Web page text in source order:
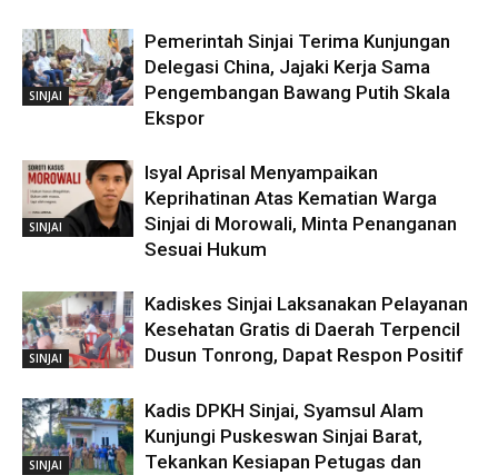
SINJAI
Pemerintah Sinjai Terima Kunjungan
Delegasi China, Jajaki Kerja Sama
Pengembangan Bawang Putih Skala
Ekspor
SINJAI
Isyal Aprisal Menyampaikan
Keprihatinan Atas Kematian Warga
Sinjai di Morowali, Minta Penanganan
Sesuai Hukum
SINJAI
Kadiskes Sinjai Laksanakan Pelayanan
Kesehatan Gratis di Daerah Terpencil
Dusun Tonrong, Dapat Respon Positif
SINJAI
Kadis DPKH Sinjai, Syamsul Alam
Kunjungi Puskeswan Sinjai Barat,
Tekankan Kesiapan Petugas dan